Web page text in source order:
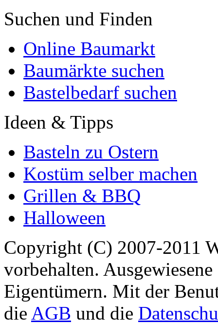
Suchen und Finden
Online Baumarkt
Baumärkte suchen
Bastelbedarf suchen
Ideen & Tipps
Basteln zu Ostern
Kostüm selber machen
Grillen & BBQ
Halloween
Copyright (C) 2007-2011
vorbehalten.
Eigentümern. Mit der
die AGB und die